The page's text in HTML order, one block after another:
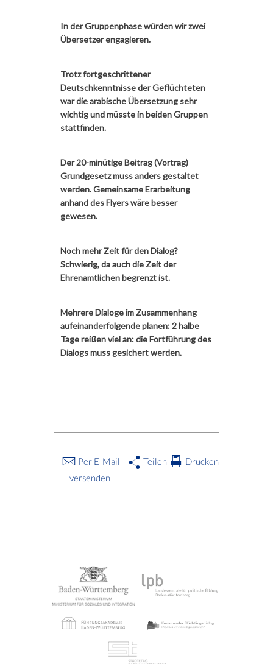
In der Gruppenphase würden wir zwei
Übersetzer engagieren.
Trotz fortgeschrittener
Deutschkenntnisse der Geflüchteten
war die arabische Übersetzung sehr
wichtig und müsste in beiden Gruppen
stattfinden.
Der 20-minütige Beitrag (Vortrag)
Grundgesetz muss anders gestaltet
werden. Gemeinsame Erarbeitung
anhand des Flyers wäre besser
gewesen.
Noch mehr Zeit für den Dialog?
Schwierig, da auch die Zeit der
Ehrenamtlichen begrenzt ist.
Mehrere Dialoge im Zusammenhang
aufeinanderfolgende planen: 2 halbe
Tage reißen viel an: die Fortführung des
Dialogs muss gesichert werden.
Per E-Mail
versenden
Teilen Drucken